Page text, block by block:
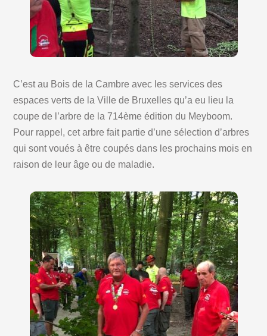
C’est au Bois de la Cambre avec les services des
espaces verts de la Ville de Bruxelles qu’a eu lieu la
coupe de l’arbre de la 714ème édition du Meyboom.
Pour rappel, cet arbre fait partie d’une sélection d’arbres
qui sont voués à être coupés dans les prochains mois en
raison de leur âge ou de maladie.